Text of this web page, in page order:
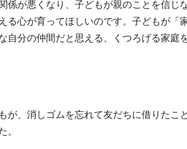
係が悪くなり、子どもが親のことを信じ
る心が育ってほしいのです。子どもが「
自分の仲間だと思える、くつろげる家庭
が、消しゴムを忘れて友だちに借りたこと
。